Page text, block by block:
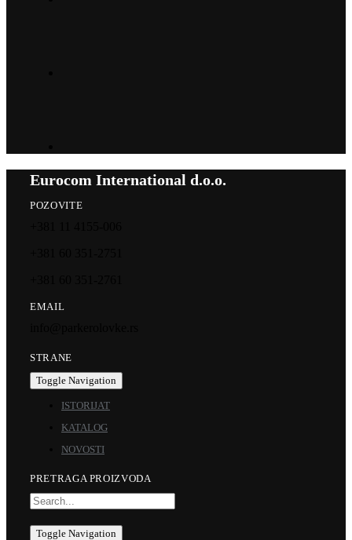
Eurocom International d.o.o.
POZOVITE
EMAIL
STRANE
Toggle Navigation
ISTORIJAT
KATALOG
NOVOSTI
PRETRAGA PROIZVODA
Toggle Navigation